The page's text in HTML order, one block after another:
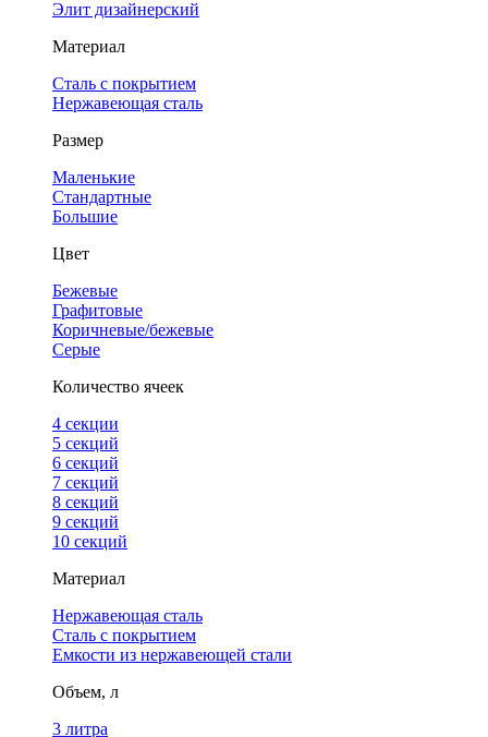
Элит дизайнерский
Материал
Сталь с покрытием
Нержавеющая сталь
Размер
Маленькие
Стандартные
Большие
Цвет
Бежевые
Графитовые
Коричневые/бежевые
Серые
Количество ячеек
4 cекции
5 секций
6 секций
7 секций
8 секций
9 секций
10 секций
Материал
Нержавеющая сталь
Сталь с покрытием
Емкости из нержавеющей стали
Объем, л
3 литра